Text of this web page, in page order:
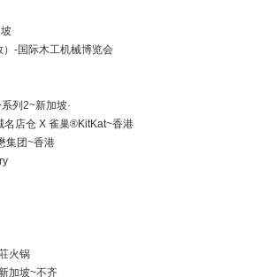
-国际木工机械博览会
列2~新加坡·
店仓 X 雀巢®KitKat~香港
集团~香港
火锅
加坡~不齐